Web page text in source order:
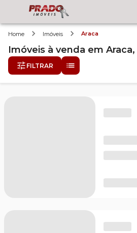
Home Imóveis Araca
Imóveis à venda em Araca,
FILTRAR